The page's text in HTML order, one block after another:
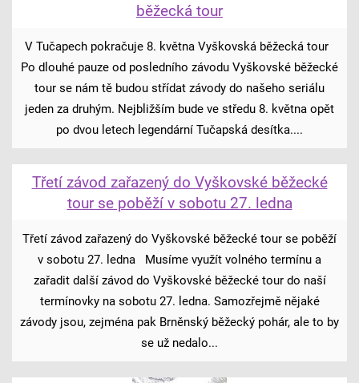
běžecká tour
V Tučapech pokračuje 8. května Vyškovská běžecká tour
Po dlouhé pauze od posledního závodu Vyškovské běžecké
tour se nám tě budou střídat závody do našeho seriálu
jeden za druhým. Nejbližším bude ve středu 8. května opět
po dvou letech legendární Tučapská desítka....
Třetí závod zařazený do Vyškovské běžecké
tour se poběží v sobotu 27. ledna
Třetí závod zařazený do Vyškovské běžecké tour se poběží
v sobotu 27. ledna Musíme využít volného termínu a
zařadit další závod do Vyškovské běžecké tour do naší
termínovky na sobotu 27. ledna. Samozřejmě nějaké
závody jsou, zejména pak Brněnský běžecký pohár, ale to by
se už nedalo...